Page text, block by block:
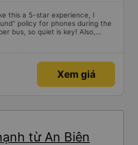
this a 5-star experience, I
policy for phones during the
bus, so quiet is key! Also,
the cabin for convenience. I
điện thoại) vào ban đêm
ra, nhà xe nên dán sẵn mật
sử dụng. Tôi vẫn sẽ tiếp tục ủng
Xem giá
từ An Biên